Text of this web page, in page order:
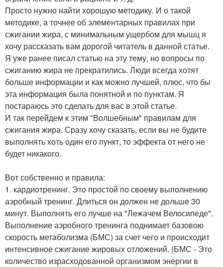
Просто нужно найти хорошую методику. И о такой
методике, а точнее об элементарных правилах при
сжигании жира, с минимальным ущербом для мышц я
хочу рассказать вам дорогой читатель в данной статье.
Я уже ранее писал статью на эту тему, но вопросы по
сжиганию жира не прекратились. Люди всегда хотят
больше информации и как можно лучшей, плюс, что бы
эта информация была понятной и по пунктам. Я
постараюсь это сделать для вас в этой статье.
И так перейдем к этим "Волшебным" правилам для
сжигания жира. Сразу хочу сказать, если вы не будите
выполнять хоть один его пункт, то эффекта от него не
будет никакого.
Вот собственно и правила:
1. кардиотренинг. Это простой по своему выполнению
аэробный тренинг. Длиться он должен не дольше 30
минут. Выполнять его лучше на "Лежачем Велосипеде".
Выполнение аэробного тренинга поднимает базовою
скорость метаболизма (БМС) за счет чего и происходит
интенсивное сжигание жировых отложений. (БМС - Это
количество израсходованной организмом энергии в